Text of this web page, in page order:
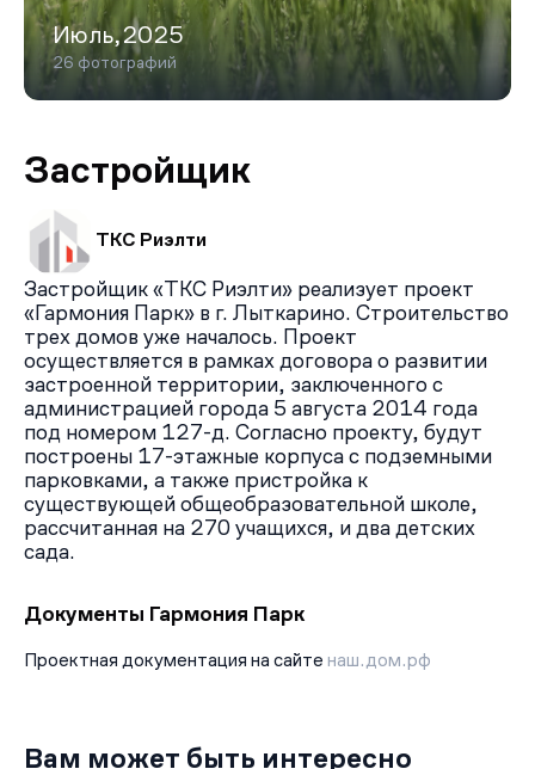
Июль,2025
26 фотографий
Застройщик
ТКС Риэлти
Застройщик «ТКС Риэлти» реализует проект
«Гармония Парк» в г. Лыткарино. Строительство
трех домов уже началось. Проект
осуществляется в рамках договора о развитии
застроенной территории, заключенного с
администрацией города 5 августа 2014 года
под номером 127-д. Согласно проекту, будут
построены 17-этажные корпуса с подземными
парковками, а также пристройка к
существующей общеобразовательной школе,
рассчитанная на 270 учащихся, и два детских
сада.
Документы Гармония Парк
Проектная документация на сайте наш.дом.рф
Вам может быть интересно